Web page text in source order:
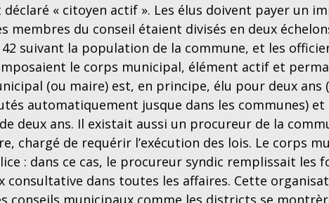
déclaré « citoyen actif ». Les élus doivent payer un
membres du conseil étaient divisés en deux
suivant la population de la commune, et les
le corps municipal, élément actif et
(ou maire) est, en principe, élu pour deux
automatiquement jusque dans les communes)
deux ans. Il existait aussi un procureur de la
chargé de requérir l’exécution des lois. Le corps
: dans ce cas, le procureur syndic remplissait les
consultative dans toutes les affaires. Cette
conseils municipaux comme les districts se